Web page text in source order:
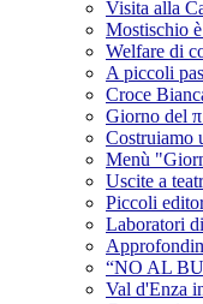
Visita alla
Mostischio
Welfare di
A piccoli
Croce
Giorno del
Costruiamo
Menù
Uscite a
Piccoli
Laboratori
“NO AL
Val d'Enza